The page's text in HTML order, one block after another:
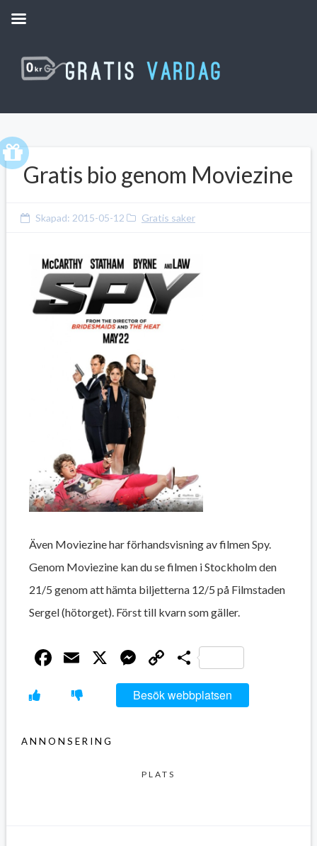
Gratis bio genom Moviezine
Skapad: 2015-05-12 Gratis saker
Även Moviezine har förhandsvisning av filmen Spy.
Genom Moviezine kan du se filmen i Stockholm den
21/5 genom att hämta biljetterna 12/5 på Filmstaden
Sergel (hötorget). Först till kvarn som gäller.
Facebook
Email
X Messenger
Copy
Link
Dela
Besök webbplatsen
ANNONSERING
PLATS